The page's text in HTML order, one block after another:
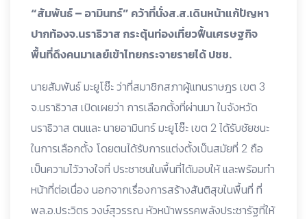
“สัมพันธ์ – อามินทร์” คว้าที่นั่งส.ส.เดินหน้าแก้ปัญหา
ปากท้องจ.นราธิวาส กระตุ้นท่องเที่ยวฟื้นเศรษฐกิจ
พื้นที่ดึงคนมาเลย์เข้าไทยกระจายรายได้ ปชช.
นายสัมพันธ์ มะยูโซ๊ะ ว่าที่สมาชิกสภาผู้แทนราษฎร เขต 3
จ.นราธิวาส เปิดเผยว่า การเลือกตั้งที่ผ่านมา ในจังหวัด
นราธิวาส ตนและ นายอามินทร์ มะยูโซ๊ะ เขต 2 ได้รับชัยชนะ
ในการเลือกตั้ง โดยตนได้รับการแต่งตั้งเป็นสมัยที่ 2 ถือ
เป็นความไว้วางใจที่ ประชาชนในพื้นที่ได้มอบให้ และพร้อมทำ
หน้าที่ต่อเนื่อง นอกจากเรื่องการสร้างสันติสุขในพื้นที่ ที่
พล.อ.ประวิตร วงษ์สุวรรณ หัวหน้าพรรคพลังประชารัฐที่ให้